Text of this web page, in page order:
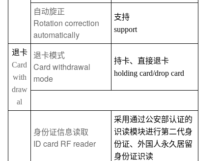
自动旋正
Rotation correction
automatically
支持
support
退卡
Card
with
draw
al
退卡模式
Card withdrawal
mode
持卡、直接退卡
holding card/drop card
身份证信息读取
ID card RF reader
采用通过公安部认证的
识读模块进行第二代身
份证、外国人永久居留
身份证识读